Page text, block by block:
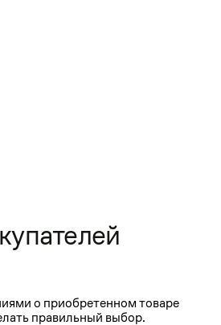
о приобретенном товаре
правильный выбор.